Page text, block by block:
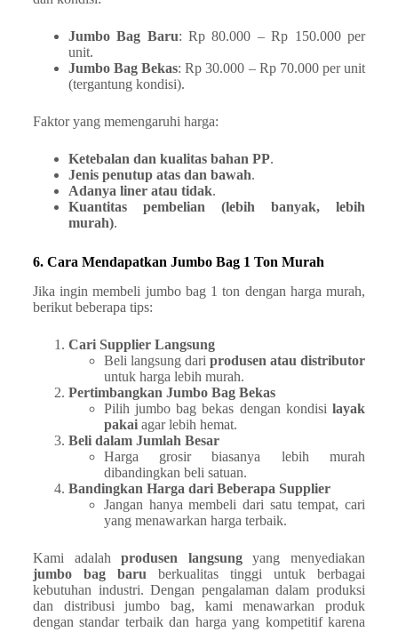
Jumbo Bag Baru: Rp 80.000 – Rp 150.000 per
unit.
Jumbo Bag Bekas: Rp 30.000 – Rp 70.000 per unit
(tergantung kondisi).
Faktor yang memengaruhi harga:
Ketebalan dan kualitas bahan PP.
Jenis penutup atas dan bawah.
Adanya liner atau tidak.
Kuantitas pembelian (lebih banyak, lebih
murah).
6. Cara Mendapatkan Jumbo Bag 1 Ton Murah
Jika ingin membeli jumbo bag 1 ton dengan harga murah,
berikut beberapa tips:
Cari Supplier Langsung
Beli langsung dariprodusen atau distributor
untuk harga lebih murah.
Pertimbangkan Jumbo Bag Bekas
Pilih jumbo bag bekas dengan kondisilayak
pakaiagar lebih hemat.
Beli dalam Jumlah Besar
Harga grosir biasanya lebih murah
dibandingkan beli satuan.
Bandingkan Harga dari Beberapa Supplier
Jangan hanya membeli dari satu tempat, cari
yang menawarkan harga terbaik.
Kami adalahprodusen langsungyang menyediakan
jumbo bag baru berkualitas tinggi untuk berbagai
kebutuhan industri. Dengan pengalaman dalam produksi
dan distribusi jumbo bag, kami menawarkan produk
dengan standar terbaik dan harga yang kompetitif karena